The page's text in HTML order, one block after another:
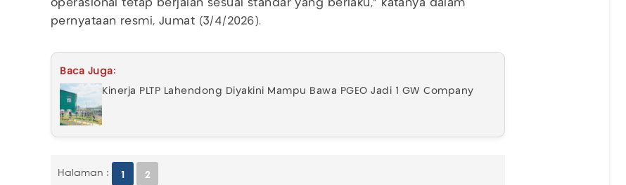
operasional tetap berjalan sesuai standar yang berlaku,” katanya dalam
pernyataan resmi, Jumat (3/4/2026).
Baca Juga:
Kinerja PLTP Lahendong Diyakini Mampu Bawa PGEO Jadi 1 GW Company
Halaman : 1 2